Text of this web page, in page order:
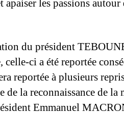
apaiser les passions
du président
ci a été reportée
reportée à plusieurs
la reconnaissance de la
Emmanuel